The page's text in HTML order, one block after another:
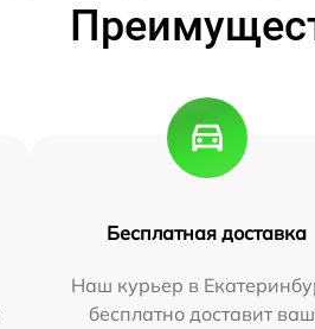
Бесплатная доставка
Наш курьер в
бесплатно доставит